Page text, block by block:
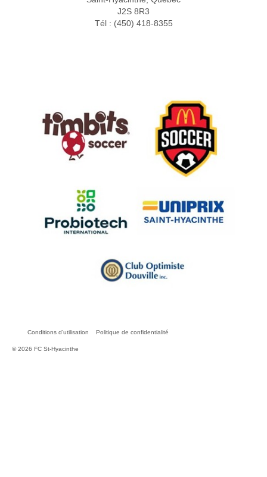
J2S 8R3
Tél : (450) 418-8355
Conditions d’utilisation Politique de confidentialité
© 2026 FC St-Hyacinthe